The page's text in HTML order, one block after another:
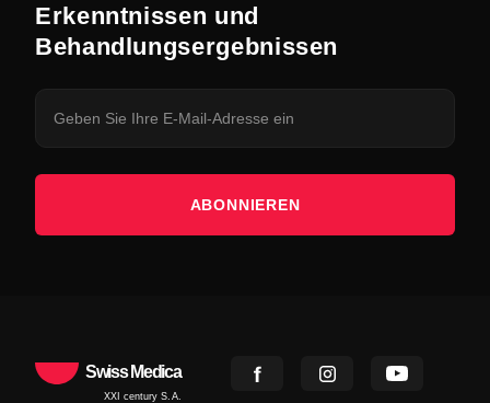
Erkenntnissen und
Behandlungsergebnissen
ABONNIEREN
Swiss Medica
XXI century S.A.